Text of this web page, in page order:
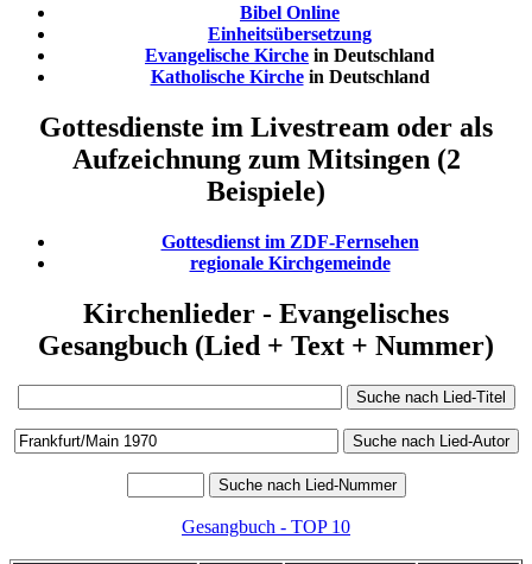
Bibel Online
Einheitsübersetzung
Evangelische Kirche in Deutschland
Katholische Kirchein Deutschland
Gottesdienste im Livestream oder als
Aufzeichnung zum Mitsingen (2
Beispiele)
Gottesdienst im ZDF-Fernsehen
regionale Kirchgemeinde
Kirchenlieder - Evangelisches
Gesangbuch (Lied + Text + Nummer)
Gesangbuch - TOP 10